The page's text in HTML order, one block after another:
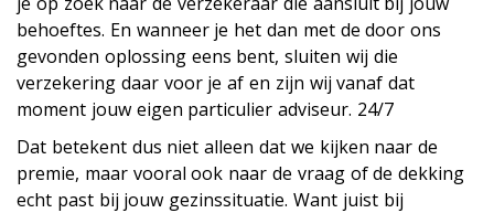
behoeftes. En wanneer je het dan met de door ons
gevonden oplossing eens bent, sluiten wij die
verzekering daar voor je af en zijn wij vanaf dat
moment jouw eigen particulier adviseur. 24/7
Dat betekent dus niet alleen dat we kijken naar de
premie, maar vooral ook naar de vraag of de dekking
echt past bij jouw gezinssituatie. Want juist bij